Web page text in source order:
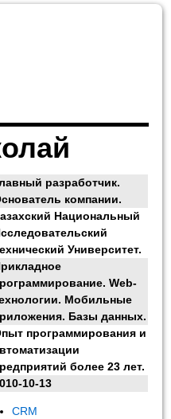
разработчик.
компании.
Национальный
Университет.
Web-
Мобильные
Базы данных.
программирования и
более 23 лет.
10-13
CRM